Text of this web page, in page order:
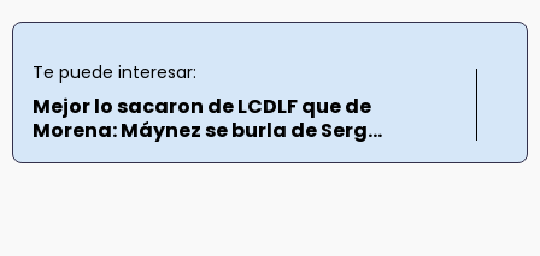
Te puede interesar:
Mejor lo sacaron de LCDLF que de
Morena: Máynez se burla de Serg...